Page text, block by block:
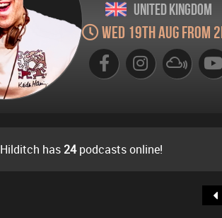
United Kingdom
Wed 19th Aug from
Hilditch has 24podcasts online!